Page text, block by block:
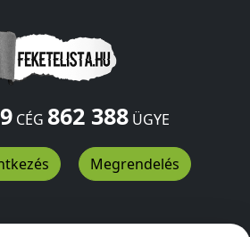
CÉG 862 388ÜGYE
Megrendelés